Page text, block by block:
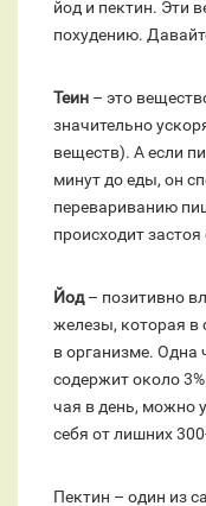
йод и пектин. Эти
похудению.
Теин – это
значительно
веществ). А если
минут до еды, он
перевариванию
происходит
Йод– позитивно
железы, которая в
в организме. Одна
содержит около
чая в день, можно
себя от лишних
Пектин – один из